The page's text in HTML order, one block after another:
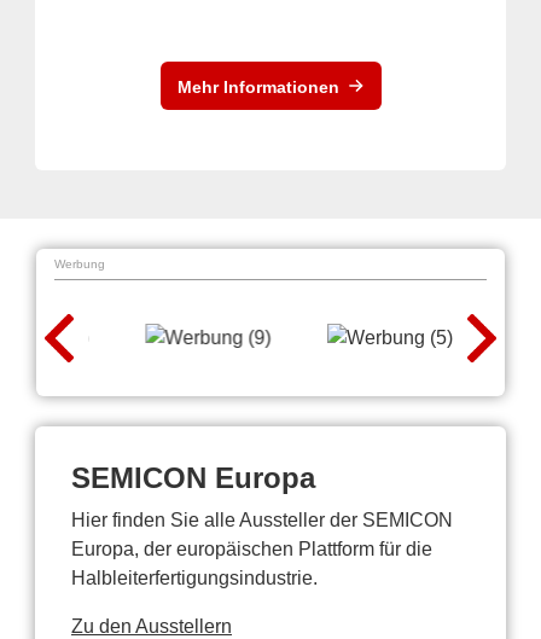
Mehr Informationen
Werbung
SEMICON Europa
Hier finden Sie alle Aussteller der SEMICON
Europa, der europäischen Plattform für die
Halbleiterfertigungsindustrie.
Zu den Ausstellern